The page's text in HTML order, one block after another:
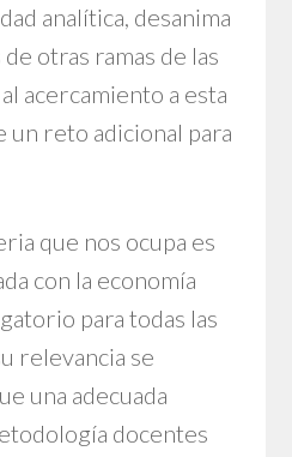
analítica, desanima
otras ramas de las
acercamiento a esta
un reto adicional para
que nos ocupa es
con la economía
para todas las
relevancia se
una adecuada
docentes